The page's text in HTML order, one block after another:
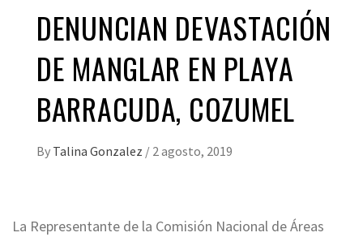
DENUNCIAN DEVASTACIÓN
DE MANGLAR EN PLAYA
BARRACUDA, COZUMEL
By Talina Gonzalez / 2 agosto, 2019
La Representante de la Comisión Nacional de Áreas